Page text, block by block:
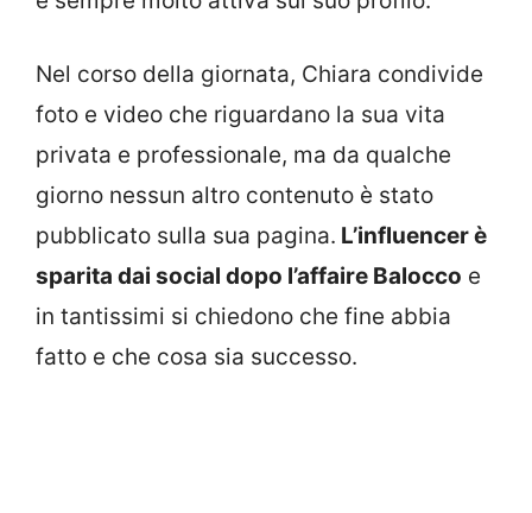
Nel corso della giornata, Chiara condivide
foto e video che riguardano la sua vita
privata e professionale, ma da qualche
giorno nessun altro contenuto è stato
pubblicato sulla sua pagina. L’influencer è
sparita dai social dopo l’affaire Balocco e
in tantissimi si chiedono che fine abbia
fatto e che cosa sia successo.